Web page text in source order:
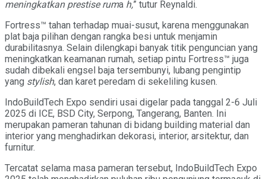
meningkatkan prestise ruma h,” tutur Reynaldi.
Fortress™ tahan terhadap muai-susut, karena menggunakan
plat baja pilihan dengan rangka besi untuk menjamin
durabilitasnya. Selain dilengkapi banyak titik penguncian yang
meningkatkan keamanan rumah, setiap pintu Fortress™ juga
sudah dibekali engsel baja tersembunyi, lubang pengintip
yang stylish, dan karet peredam di sekeliling kusen.
IndoBuildTech Expo sendiri usai digelar pada tanggal 2-6 Juli
2025 di ICE, BSD City, Serpong, Tangerang, Banten. Ini
merupakan pameran tahunan di bidang building material dan
interior yang menghadirkan dekorasi, interior, arsitektur, dan
furnitur.
Tercatat selama masa pameran tersebut, IndoBuildTech Expo